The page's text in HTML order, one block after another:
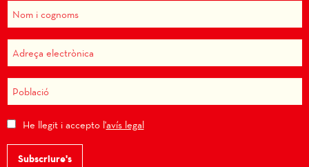
He llegit i accepto l'avís legal
Subscriure's